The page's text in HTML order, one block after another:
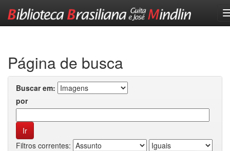
Página de busca
Buscar em:
por
Filtros correntes: